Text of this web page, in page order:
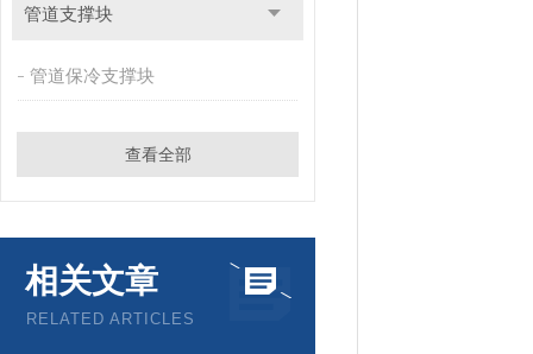
管道支撑块
管道保冷支撑块
查看全部
相关文章
RELATED ARTICLES